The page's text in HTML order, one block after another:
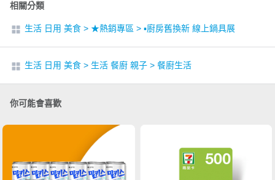
相關分類
生活 日用 美食 > ★熱銷專區 > ▪︎廚房舊換新 線上鍋具展
生活 日用 美食 > 生活 餐廚 親子 > 餐廚生活
你可能會喜歡